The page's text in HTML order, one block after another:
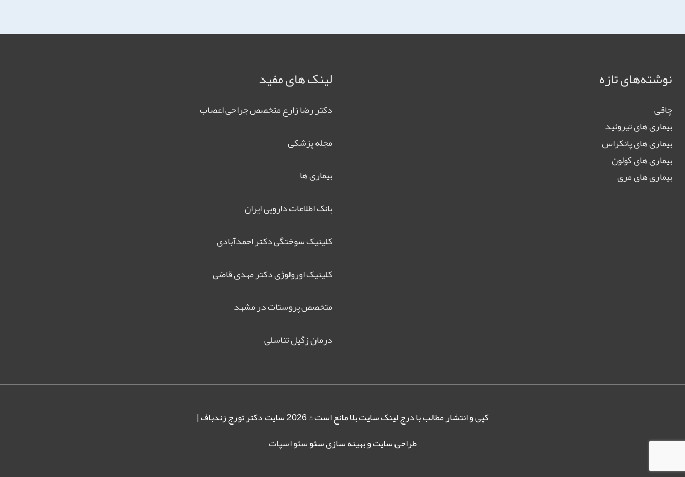
نوشته‌های تازه
چاقی
بیماری های تیروئید
بیماری های پانکراس
بیماری های کولون
بیماری های مری
لینک های مفید
دکتر رضا زارع متخصص جراحی اعصاب
مجله پزشکی
بیماری ها
بانک اطلاعات دارویی ایران
کلینیک سوختگی دکتر احمدآبادی
کلینیک اورولوژی دکتر مهدی قاضی
متخصص پروستات در مشهد
درمان زگیل تناسلی
کپی و انتشار مطالب با درج لینک سایت بلا مانع است © 2026 سایت دکتر تورج زندباف|
طراحی سایت و بهینه سازی سئوسئو اسپات